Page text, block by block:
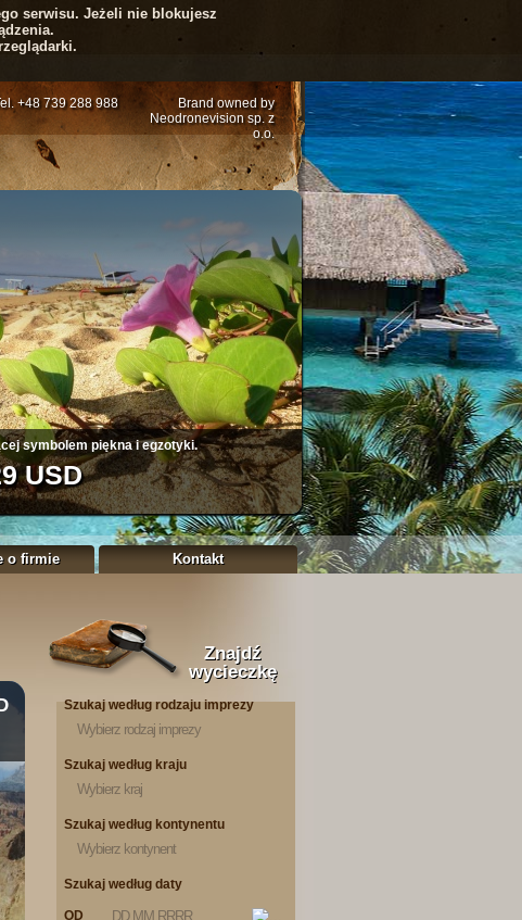
serwisu. Jeżeli nie blokujesz
+48 739 288 988
Brand owned by
Neodronevision sp. z
o.o.
klonów
JPY
o firmie Kontakt
Znajdź
wycieczkę
Szukaj według rodzaju imprezy
Wybierz rodzaj imprezy
Szukaj według kraju
Wybierz kraj
Szukaj według kontynentu
Wybierz kontynent
Szukaj według daty
OD